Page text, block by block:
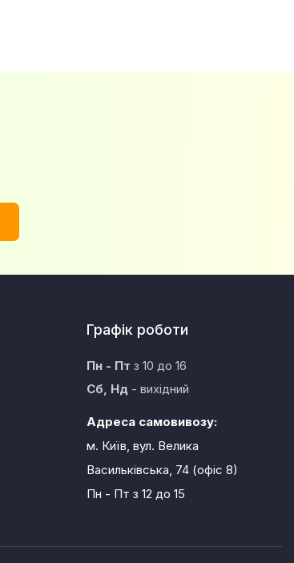
Графік роботи
Пн - Пт з 10 до 16
Сб, Нд- вихідний
Адреса самовивозу:
м. Київ, вул. Велика
Васильківська, 74 (офіс 8)
Пн - Пт з 12 до 15